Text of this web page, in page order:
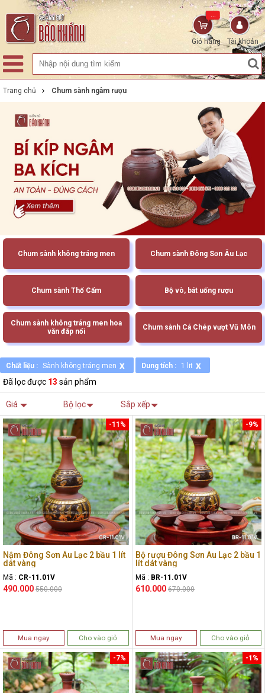
Tài khoản
Giỏ hàng
...
Trang chủ Chum sành ngâm rượu
Chum sành không tráng men Chum sành Đông Sơn Âu Lạc
Chum sành Thổ Cẩm Bộ vò, bát uống rượu
Chum sành không tráng men hoa
văn đắp nổi
Chum sành Cá Chép vượt Vũ Môn
Chất liệu : Sành không tráng men x Dung tích : 1 lit x
Đã lọc được 13 sản phẩm
Giá Bộ lọc Sắp xếp
Nậm Đông Sơn Âu Lạc 2 bầu 1 lít
dát vàng
Mã : CR-11.01V
490.000
-11%
550.000
Mua ngay Cho vào giỏ
Bộ rượu Đông Sơn Âu Lạc 2 bầu 1
lít dát vàng
Mã : BR-11.01V
610.000
-9%
670.000
Mua ngay Cho vào giỏ
-7% -1%